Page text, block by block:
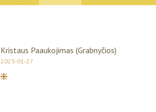
Kristaus Paaukojimas (Grabnyčios)
2023-01-27